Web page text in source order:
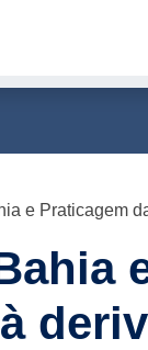
e Praticagem